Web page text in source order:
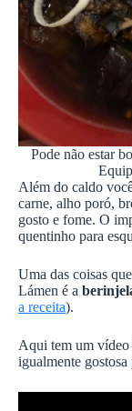
Pode não estar
Além do caldo
carne, alho poró,
gosto e fome. O
quentinho para
Uma das coisas
Lámen é a
a receita).
Aqui tem um vídeo
igualmente